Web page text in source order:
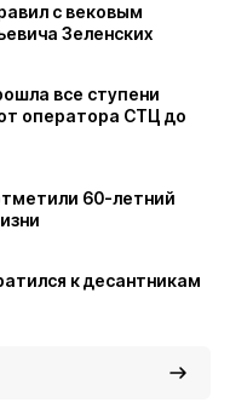
с вековым
Зеленских
все ступени
оператора СТЦ до
60-летний
к десантникам